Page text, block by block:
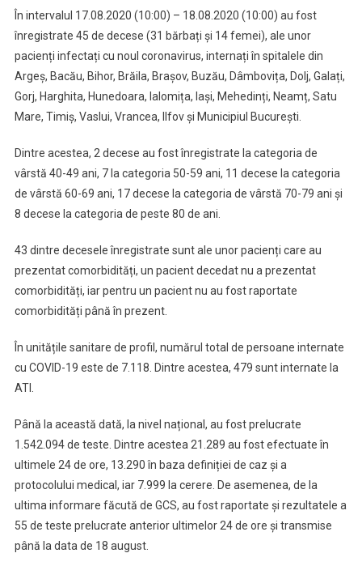
În intervalul 17.08.2020 (10:00) – 18.08.2020 (10:00) au fost
înregistrate 45 de decese (31 bărbați și 14 femei), ale unor
pacienți infectați cu noul coronavirus, internați în spitalele din
Argeș, Bacău, Bihor, Brăila, Brașov, Buzău, Dâmbovița, Dolj, Galați,
Gorj, Harghita, Hunedoara, Ialomița, Iași, Mehedinți, Neamț, Satu
Mare, Timiș, Vaslui, Vrancea, Ilfov și Municipiul București.
Dintre acestea, 2 decese au fost înregistrate la categoria de
vârstă 40-49 ani, 7 la categoria 50-59 ani, 11 decese la categoria
de vârstă 60-69 ani, 17 decese la categoria de vârstă 70-79 ani și
8 decese la categoria de peste 80 de ani.
43 dintre decesele înregistrate sunt ale unor pacienți care au
prezentat comorbidități, un pacient decedat nu a prezentat
comorbidități, iar pentru un pacient nu au fost raportate
comorbidități până în prezent.
În unitățile sanitare de profil, numărul total de persoane internate
cu COVID-19 este de 7.118. Dintre acestea, 479 sunt internate la
ATI.
Până la această dată, la nivel național, au fost prelucrate
1.542.094 de teste. Dintre acestea 21.289 au fost efectuate în
ultimele 24 de ore, 13.290 în baza definiției de caz și a
protocolului medical, iar 7.999 la cerere. De asemenea, de la
ultima informare făcută de GCS, au fost raportate și rezultatele a
55 de teste prelucrate anterior ultimelor 24 de ore și transmise
până la data de 18 august.